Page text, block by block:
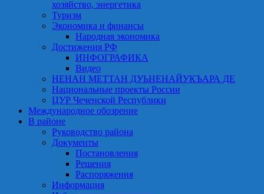
хозяйство, энергетика
Туризм
Экономика и финансы
Народная экономика
Достижения РФ
ИНФОГРАФИКА
Видео
НЕНАН МЕТТАН ДУЬНЕНАЙУКЪАРА ДЕ
Национальные проекты России
ЦУР Чеченской Республики
Международное обозрение
В районе
Руководство района
Документы
Постановления
Решения
Распоряжения
Информация